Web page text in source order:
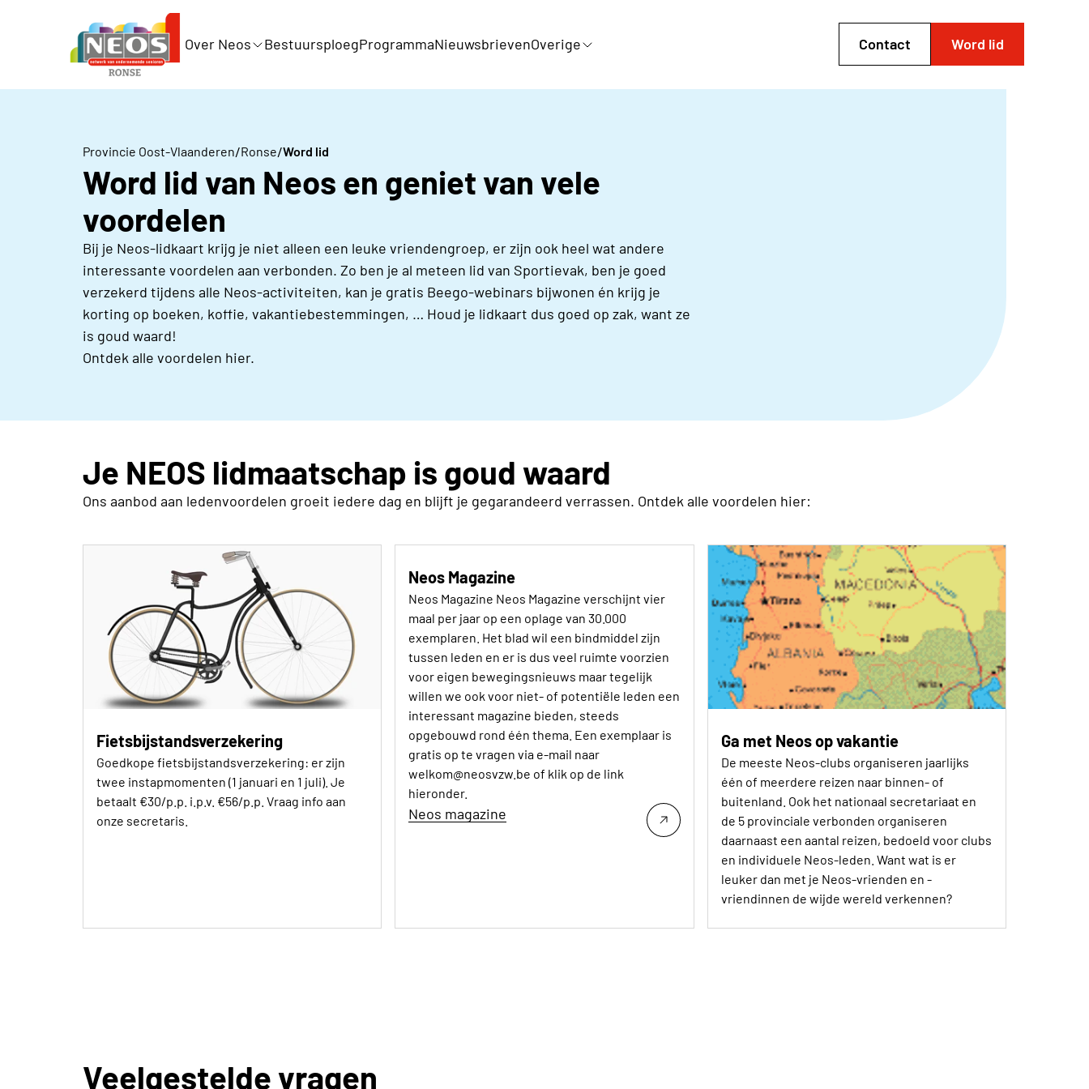
Over Neos BestuursploegProgrammaNieuwsbrievenOverige Contact Word lid
Provincie Oost-Vlaanderen/Ronse/Word lid
Word lid van Neos en geniet van vele
voordelen
Bij je Neos-lidkaart krijg je niet alleen een leuke vriendengroep, er zijn ook heel wat andere
interessante voordelen aan verbonden. Zo ben je al meteen lid van Sportievak, ben je goed
verzekerd tijdens alle Neos-activiteiten, kan je gratis Beego-webinars bijwonen én krijg je
korting op boeken, koffie, vakantiebestemmingen, … Houd je lidkaart dus goed op zak, want ze
is goud waard!
Ontdek alle voordelen hier.
Je NEOS lidmaatschap is goud waard
Ons aanbod aan ledenvoordelen groeit iedere dag en blijft je gegarandeerd verrassen. Ontdek alle voordelen hier:
Fietsbijstandsverzekering
Goedkope fietsbijstandsverzekering: er zijn
twee instapmomenten (1 januari en 1 juli). Je
betaalt €30/p.p. i.p.v. €56/p.p. Vraag info aan
onze secretaris.
Neos Magazine
Neos Magazine Neos Magazine verschijnt vier
maal per jaar op een oplage van 30.000
exemplaren. Het blad wil een bindmiddel zijn
tussen leden en er is dus veel ruimte voorzien
voor eigen bewegingsnieuws maar tegelijk
willen we ook voor niet- of potentiële leden een
interessant magazine bieden, steeds
opgebouwd rond één thema. Een exemplaar is
gratis op te vragen via e-mail naar
welkom@neosvzw.be of klik op de link
hieronder.
Neos magazine
Ga met Neos op vakantie
De meeste Neos-clubs organiseren jaarlijks
één of meerdere reizen naar binnen- of
buitenland. Ook het nationaal secretariaat en
de 5 provinciale verbonden organiseren
daarnaast een aantal reizen, bedoeld voor clubs
en individuele Neos-leden. Want wat is er
leuker dan met je Neos-vrienden en -
vriendinnen de wijde wereld verkennen?
Veelgestelde vragen